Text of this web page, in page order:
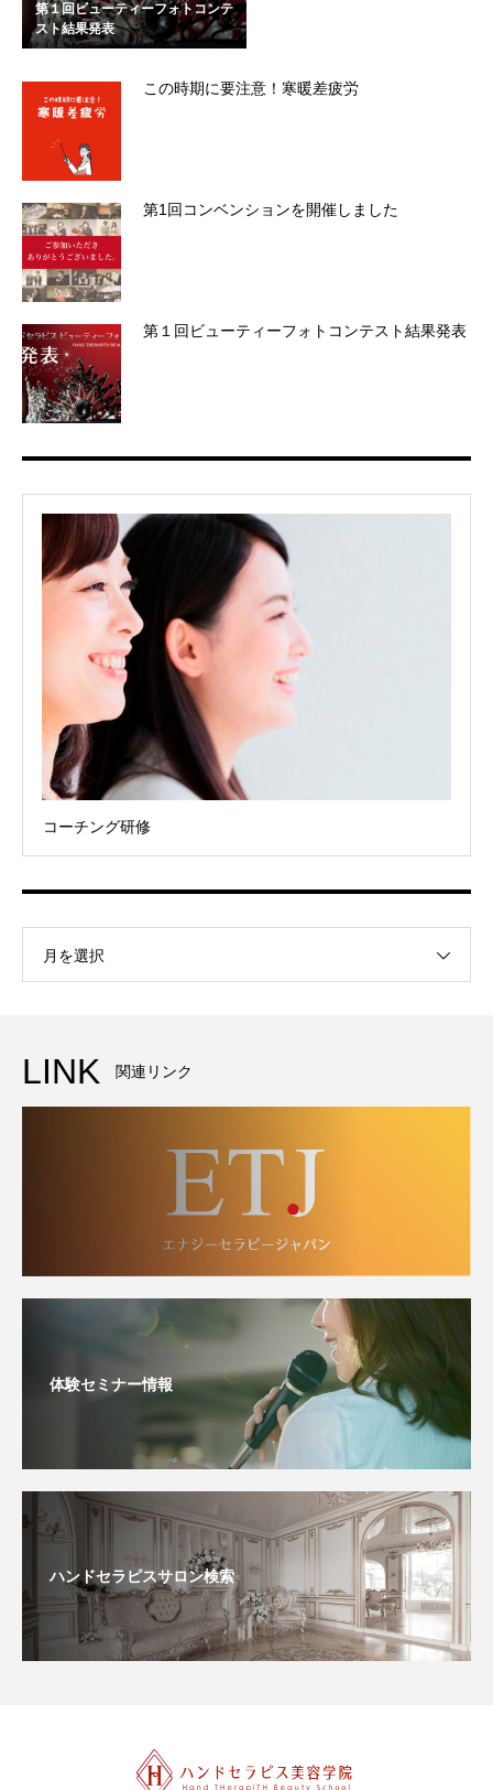
第１回ビューティーフォトコンテ
スト結果発表
この時期に要注意！寒暖差疲労
第1回コンベンションを開催しました
第１回ビューティーフォトコンテスト結果発表
コーチング研修
月を選択
LINK 関連リンク
体験セミナー情報
ハンドセラピスサロン検索